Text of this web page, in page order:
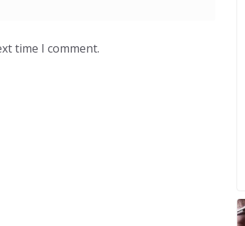
time I comment.